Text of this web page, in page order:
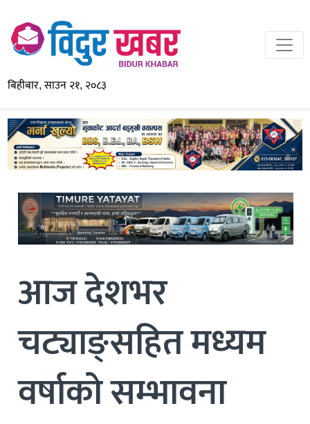
बिहीबार, साउन २१, २०८३
आज देशभर
चट्याङ्सहित मध्यम
वर्षाको सम्भावना